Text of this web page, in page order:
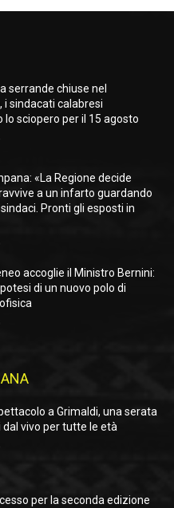
serrande chiuse nel
i sindacati calabresi
lo sciopero per il 15 agosto
«La Regione decide
a un infarto guardando
Pronti gli esposti in
accoglie il Ministro Bernini:
di un nuovo polo di
a Grimaldi, una serata
dal vivo per tutte le età
per la seconda edizione